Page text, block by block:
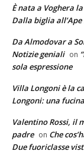
È nata a Voghera
Dalla biglia all’Ape
Da Almodovar a
Notizie geniali on
sola espressione
Villa Longoni è la
Longoni: una
Valentino Rossi, il
padre on Che
Due fuoriclasse